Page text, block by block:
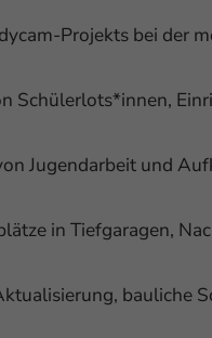
Projekts bei der
Schülerlots*innen,
Jugendarbeit und
in Tiefgaragen,
bauliche